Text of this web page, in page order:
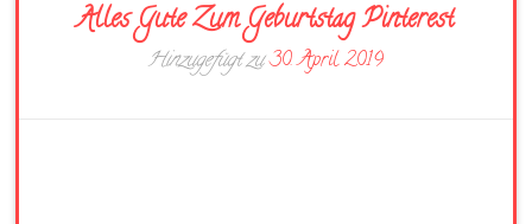
Alles Gute Zum Geburtstag Pinterest
Hinzugefügt zu30. April 2019